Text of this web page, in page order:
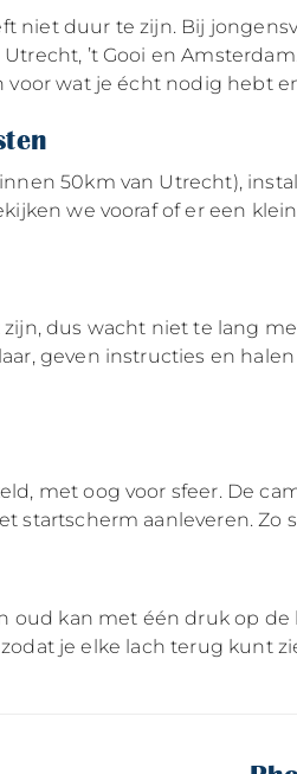
niet duur te zijn. Bij
’t Gooi en
wat je écht nodig hebt
50km van Utrecht),
we vooraf of er een
dus wacht niet te lang
geven instructies en
met oog voor sfeer. De
startscherm aanleveren. Zo
oud kan met één druk op
zodat je elke lach terug